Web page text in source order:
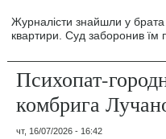
Журналісти знайшли у брата
квартири. Суд заборонив їм
Психопат-
комбрига
чт, 16/07/2026 - 16:42